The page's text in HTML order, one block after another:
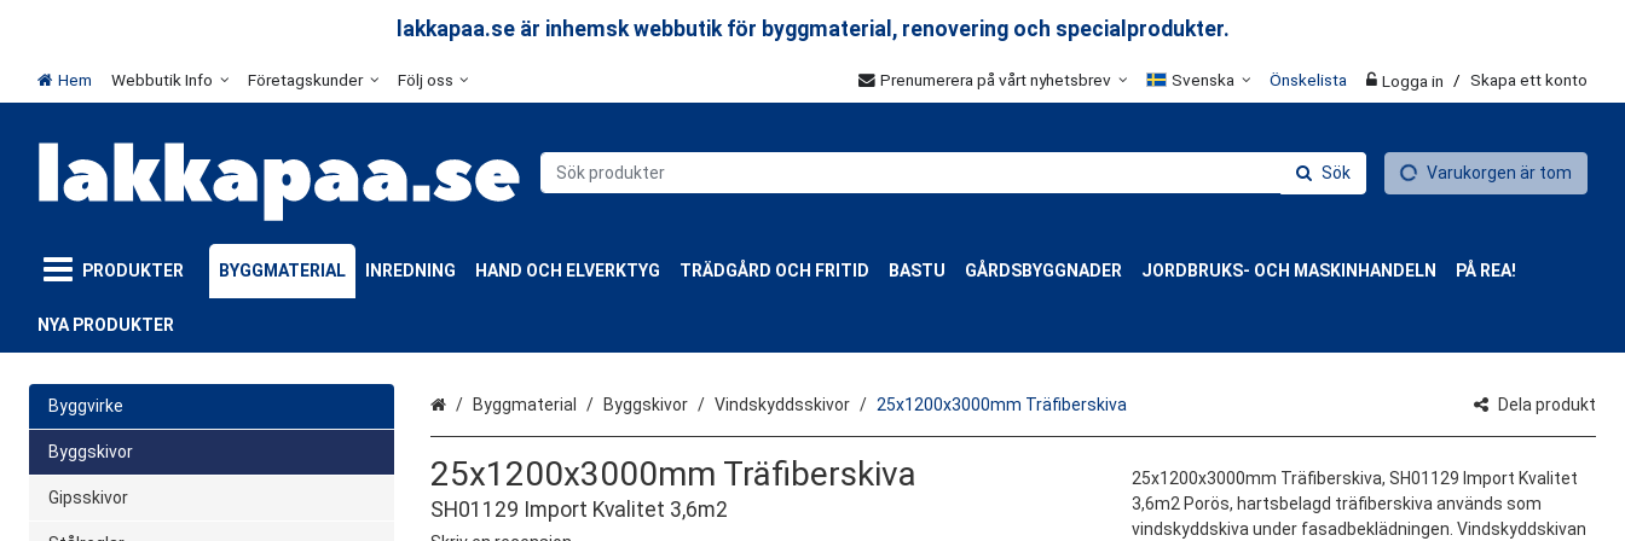
lakkapaa.se är inhemsk webbutik för byggmaterial, renovering och specialprodukter.
Hem Webbutik Info Företagskunder Följ oss Prenumerera på vårt nyhetsbrev Svenska Önskelista Logga in / Skapa ett konto
Sök Varukorgen är tom
PRODUKTER BYGGMATERIAL INREDNING HAND OCH ELVERKTYG TRÄDGÅRD OCH FRITID BASTU GÅRDSBYGGNADER JORDBRUKS- OCH MASKINHANDELN PÅ REA!
NYA PRODUKTER
Byggvirke
Byggskivor
Gipsskivor
Dela produkt
HemByggmaterial Byggskivor Vindskyddsskivor 25x1200x3000mm Träfiberskiva
25x1200x3000mm Träfiberskiva
SH01129 Import Kvalitet 3,6m2
25x1200x3000mm Träfiberskiva, SH01129 Import Kvalitet
3,6m2 Porös, hartsbelagd träfiberskiva används som
vindskyddskiva under fasadbeklädningen. Vindskyddskivan